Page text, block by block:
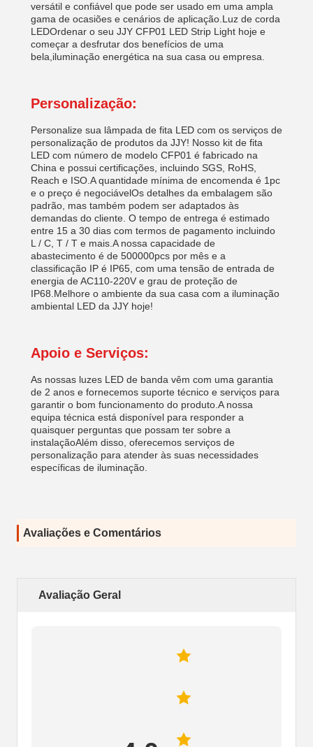
versátil e confiável que pode ser usado em uma ampla
gama de ocasiões e cenários de aplicação.Luz de corda
LEDOrdenar o seu JJY CFP01 LED Strip Light hoje e
começar a desfrutar dos benefícios de uma
bela,iluminação energética na sua casa ou empresa.
Personalização:
Personalize sua lâmpada de fita LED com os serviços de
personalização de produtos da JJY! Nosso kit de fita
LED com número de modelo CFP01 é fabricado na
China e possui certificações, incluindo SGS, RoHS,
Reach e ISO.A quantidade mínima de encomenda é 1pc
e o preço é negociávelOs detalhes da embalagem são
padrão, mas também podem ser adaptados às
demandas do cliente. O tempo de entrega é estimado
entre 15 a 30 dias com termos de pagamento incluindo
L / C, T / T e mais.A nossa capacidade de
abastecimento é de 500000pcs por mês e a
classificação IP é IP65, com uma tensão de entrada de
energia de AC110-220V e grau de proteção de
IP68.Melhore o ambiente da sua casa com a iluminação
ambiental LED da JJY hoje!
Apoio e Serviços:
As nossas luzes LED de banda vêm com uma garantia
de 2 anos e fornecemos suporte técnico e serviços para
garantir o bom funcionamento do produto.A nossa
equipa técnica está disponível para responder a
quaisquer perguntas que possam ter sobre a
instalaçãoAlém disso, oferecemos serviços de
personalização para atender às suas necessidades
específicas de iluminação.
Avaliações e Comentários
Avaliação Geral